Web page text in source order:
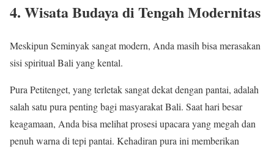
4. Wisata Budaya di Tengah Modernitas
Meskipun Seminyak sangat modern, Anda masih bisa merasakan
sisi spiritual Bali yang kental.
Pura Petitenget, yang terletak sangat dekat dengan pantai, adalah
salah satu pura penting bagi masyarakat Bali. Saat hari besar
keagamaan, Anda bisa melihat prosesi upacara yang megah dan
penuh warna di tepi pantai. Kehadiran pura ini memberikan